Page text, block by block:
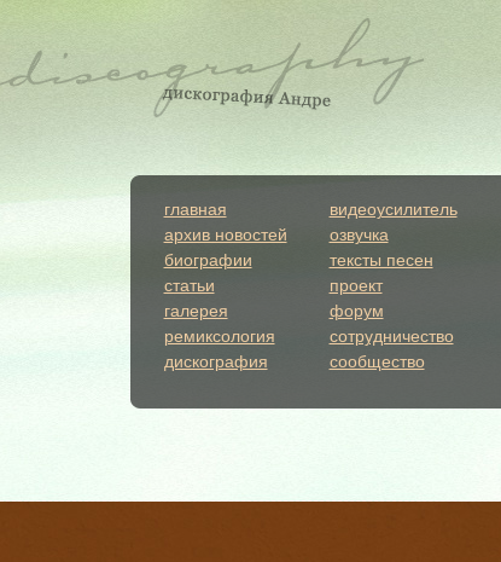
главная
архив новостей
биографии
статьи
галерея
ремиксология
дискография
видеоусилитель
озвучка
тексты песен
проект
форум
сотрудничество
сообщество